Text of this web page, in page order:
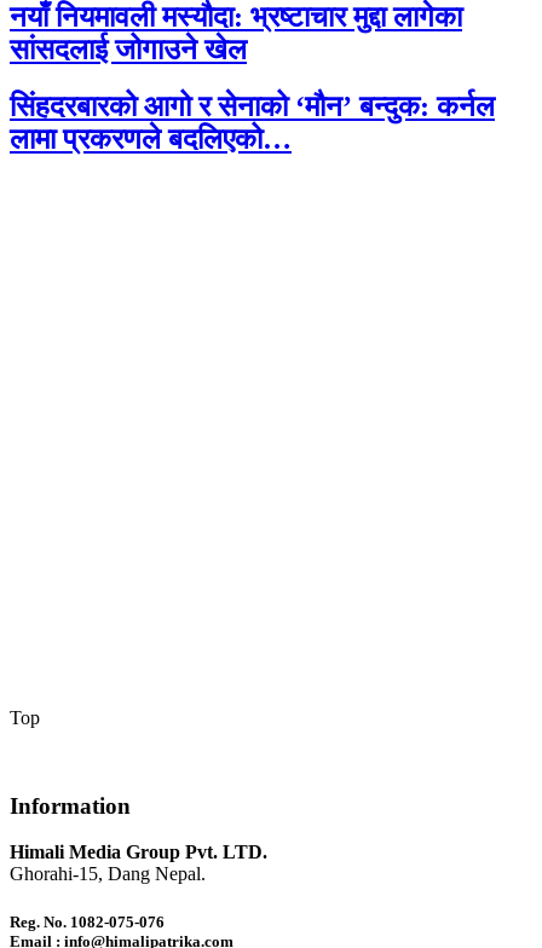
नयाँ नियमावली मस्यौदा: भ्रष्टाचार मुद्दा लागेका
सांसदलाई जोगाउने खेल
सिंहदरबारको आगो र सेनाको ‘मौन’ बन्दुक: कर्नल
लामा प्रकरणले बदलिएको…
Top
Information
Himali Media Group Pvt. LTD.
Ghorahi-15, Dang Nepal.
Reg. No. 1082-075-076
Email : info@himalipatrika.com